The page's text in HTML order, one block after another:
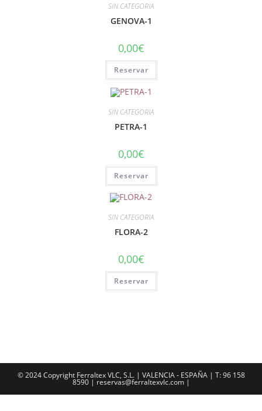
SIN CATEGORIA
GENOVA-1
0,00€
Reservar
SIN CATEGORIA
PETRA-1
0,00€
Reservar
SIN CATEGORIA
FLORA-2
0,00€
Reservar
© 2024 Copyright Ferraltex VLC, S.L. | VALENCIA - ESPAÑA | T: 96 158
8590 | reservas@ferraltexvlc.com |